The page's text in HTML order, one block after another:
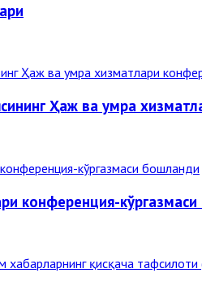
Ҳаж ва умра
конференция-